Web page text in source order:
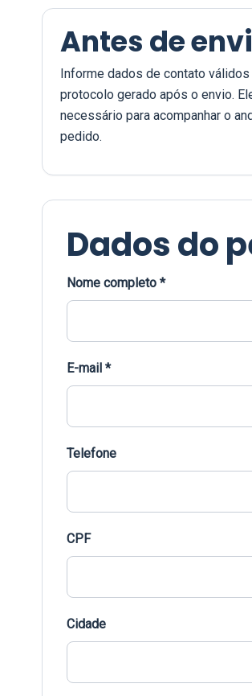
Antes de
Informe dados de contato válidos
protocolo gerado após o envio.
necessário para acompanhar o
pedido.
Dados do
Nome completo *
E-mail *
Telefone
CPF
Cidade